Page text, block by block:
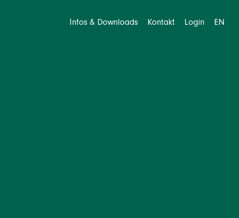
Infos & Downloads Kontakt Login EN